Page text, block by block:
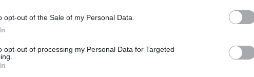
opt-out of the Sale of my Personal Data.
opt-out of processing my Personal Data for Targeted
supusieron los 12,2 millones restantes.
de actualidad
ACTIVAR AHORA